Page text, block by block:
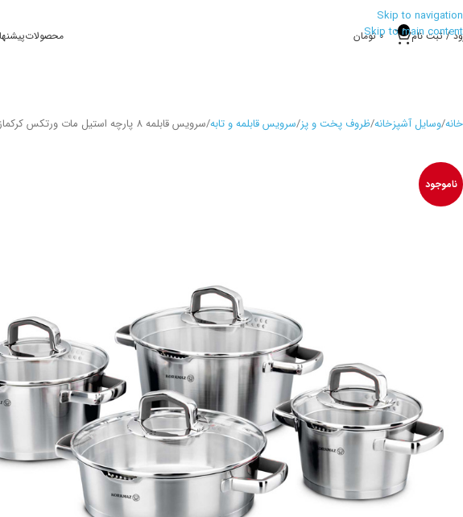
Skip to navigation
Skip to main content
/ ثبت نام 0
0 تومان محصولات
خانه وسایل آشپزخانه ظروف پخت و پز سرویس قابلمه و تابه سرویس قابلمه 8 پارچه استیل مات ورتکس کرکماز 1970
ناموجود